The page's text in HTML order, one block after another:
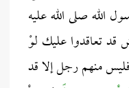
الله صلى الله عليه
قد تعاقدوا عليك لوْ
منهم رجل إلا قد